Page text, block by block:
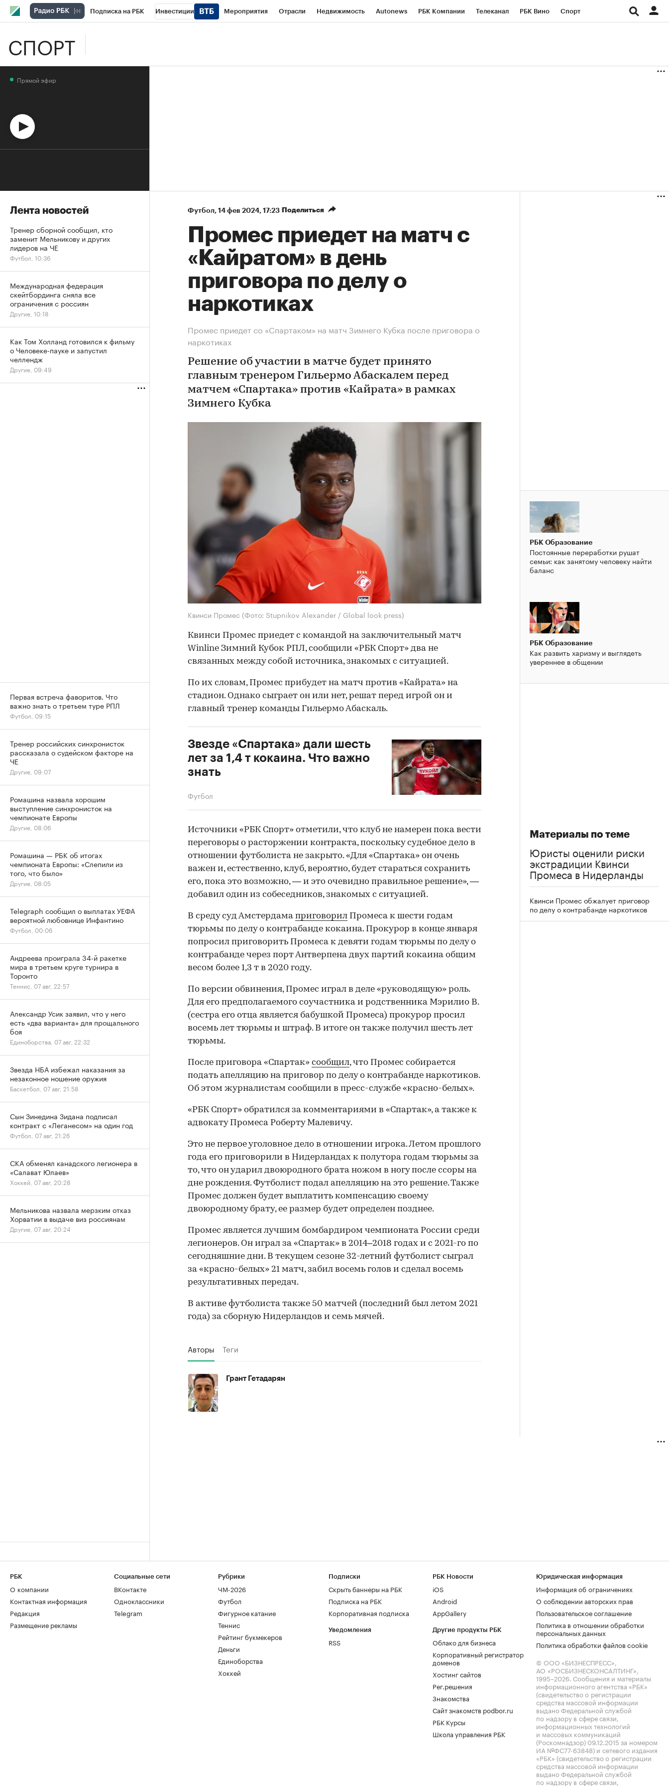
Подписка на РБК Инвестиции Мероприятия Отрасли Недвижимость Autonews РБК Компании Телеканал РБК Вино Спорт
СПОРТ
Футбол⁠, 14 фев 2024, 17:23 Поделиться
Промес приедет на матч с
«Кайратом» в день
приговора по делу о
наркотиках
Промес приедет со «Спартаком» на матч Зимнего Кубка после приговора о
наркотиках
Решение об участии в матче будет принято
главным тренером Гильермо Абаскалем перед
матчем «Спартака» против «Кайрата» в рамках
Зимнего Кубка
Квинси Промес (Фото: Stupnikov Alexander / Global look press)
Квинси Промес приедет с командой на заключительный матч
Winline Зимний Кубок РПЛ, сообщили «РБК Спорт» два не
связанных между собой источника, знакомых с ситуацией.
По их словам, Промес прибудет на матч против «Кайрата» на
стадион. Однако сыграет он или нет, решат перед игрой он и
главный тренер команды Гильермо Абаскаль.
Звезде «Спартака» дали шесть
лет за 1,4 т кокаина. Что важно
знать
Футбол
Источники «РБК Спорт» отметили, что клуб не намерен пока вести
переговоры о расторжении контракта, поскольку судебное дело в
отношении футболиста не закрыто. «Для «Спартака» он очень
важен и, естественно, клуб, вероятно, будет стараться сохранить
его, пока это возможно, — и это очевидно правильное решение», —
добавил один из собеседников, знакомых с ситуацией.
В среду суд Амстердама приговорил Промеса к шести годам
тюрьмы по делу о контрабанде кокаина. Прокурор в конце января
попросил приговорить Промеса к девяти годам тюрьмы по делу о
контрабанде через порт Антверпена двух партий кокаина общим
весом более 1,3 т в 2020 году.
По версии обвинения, Промес играл в деле «руководящую» роль.
Для его предполагаемого соучастника и родственника Мэрилио В.
(сестра его отца является бабушкой Промеса) прокурор просил
восемь лет тюрьмы и штраф. В итоге он также получил шесть лет
тюрьмы.
После приговора «Спартак» сообщил, что Промес собирается
подать апелляцию на приговор по делу о контрабанде наркотиков.
Об этом журналистам сообщили в пресс-службе «красно-белых».
«РБК Спорт» обратился за комментариями в «Спартак», а также к
адвокату Промеса Роберту Малевичу.
Это не первое уголовное дело в отношении игрока. Летом прошлого
года его приговорили в Нидерландах к полутора годам тюрьмы за
то, что он ударил двоюродного брата ножом в ногу после ссоры на
дне рождения. Футболист подал апелляцию на это решение. Также
Промес должен будет выплатить компенсацию своему
двоюродному брату, ее размер будет определен позднее.
Промес является лучшим бомбардиром чемпионата России среди
легионеров. Он играл за «Спартак» в 2014–2018 годах и с 2021-го по
сегодняшние дни. В текущем сезоне 32-летний футболист сыграл
за «красно-белых» 21 матч, забил восемь голов и сделал восемь
результативных передач.
В активе футболиста также 50 матчей (последний был летом 2021
года) за сборную Нидерландов и семь мячей.
Авторы Теги
Грант Гетадарян
РБК Образование
Постоянные переработки рушат
семьи: как занятому человеку найти
баланс
РБК Образование
Как развить харизму и выглядеть
увереннее в общении
Материалы по теме
Юристы оценили риски
экстрадиции Квинси
Промеса в Нидерланды
Квинси Промес обжалует приговор
по делу о контрабанде наркотиков
Прямой эфир
Лента новостей
Тренер сборной сообщил, кто
заменит Мельникову и других
лидеров на ЧЕ
Футбол, 10:36
Международная федерация
скейтбординга сняла все
ограничения с россиян
Другие, 10:18
Как Том Холланд готовился к фильму
о Человеке-пауке и запустил
челлендж
Другие, 09:49
Первая встреча фаворитов. Что
важно знать о третьем туре РПЛ
Футбол, 09:15
Тренер российских синхронисток
рассказала о судейском факторе на
ЧЕ
Другие, 09:07
Ромашина назвала хорошим
выступление синхронисток на
чемпионате Европы
Другие, 08:06
Ромашина — РБК об итогах
чемпионата Европы: «Слепили из
того, что было»
Другие, 08:05
Telegraph сообщил о выплатах УЕФА
вероятной любовнице Инфантино
Футбол, 00:06
Андреева проиграла 34-й ракетке
мира в третьем круге турнира в
Торонто
Теннис, 07 авг, 22:57
Александр Усик заявил, что у него
есть «два варианта» для прощального
боя
Единоборства, 07 авг, 22:32
Звезда НБА избежал наказания за
незаконное ношение оружия
Баскетбол, 07 авг, 21:58
Сын Зинедина Зидана подписал
контракт с «Леганесом» на один год
Футбол, 07 авг, 21:26
СКА обменял канадского легионера в
«Салават Юлаев»
Хоккей, 07 авг, 20:28
Мельникова назвала мерзким отказ
Хорватии в выдаче виз россиянам
Другие, 07 авг, 20:24
РБК
О компании
Контактная информация
Редакция
Размещение рекламы
Социальные сети
ВКонтакте
Одноклассники
Telegram
Рубрики
ЧМ-2026
Футбол
Фигурное катание
Теннис
Рейтинг букмекеров
Деньги
Единоборства
Хоккей
Подписки
Скрыть баннеры на РБК
Подписка на РБК
Корпоративная подписка
Уведомления
RSS
РБК Новости
iOS
Android
AppGallery
Другие продукты РБК
Облако для бизнеса
Корпоративный регистратор
доменов
Хостинг сайтов
Рег.решения
Знакомства
Сайт знакомств podbor.ru
РБК Курсы
Школа управления РБК
Юридическая информация
Информация об ограничениях
О соблюдении авторских прав
Пользовательское соглашение
Политика в отношении обработки
персональных данных
Политика обработки файлов cookie
© ООО «БИЗНЕСПРЕСС»,
АО «РОСБИЗНЕСКОНСАЛТИНГ»,
1995–2026. Сообщения и материалы
информационного агентства «РБК»
(свидетельство о регистрации
средства массовой информации
выдано Федеральной службой
по надзору в сфере связи,
информационных технологий
и массовых коммуникаций
(Роскомнадзор) 09.12.2015 за номером
ИА №ФС77-63848) и сетевого издания
«РБК» (свидетельство о регистрации
средства массовой информации
выдано Федеральной службой
по надзору в сфере связи,